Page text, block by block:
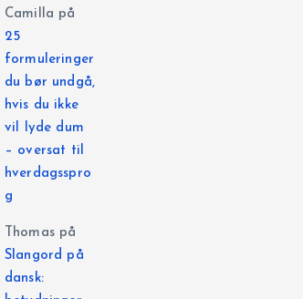
Camilla på
25
formuleringer
du bør undgå,
hvis du ikke
vil lyde dum
– oversat til
hverdagsspro
g
Thomaspå
Slangord på
dansk: